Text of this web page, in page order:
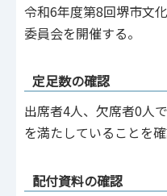
令和6年度第8回堺市文
委員会を開催する。
定足数の確認
出席者4人、欠席者0人
を満たしていることを確
配付資料の確認